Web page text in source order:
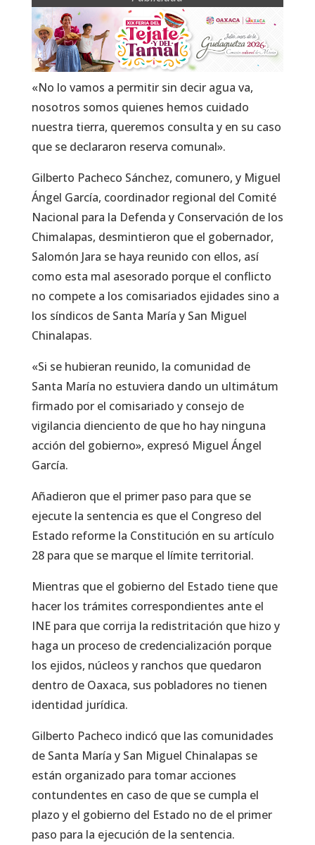
«No lo vamos a permitir sin decir agua va,
nosotros somos quienes hemos cuidado
nuestra tierra, queremos consulta y en su caso
que se declararon reserva comunal».
Gilberto Pacheco Sánchez, comunero, y Miguel
Ángel García, coordinador regional del Comité
Nacional para la Defenda y Conservación de los
Chimalapas, desmintieron que el gobernador,
Salomón Jara se haya reunido con ellos, así
como esta mal asesorado porque el conflicto
no compete a los comisariados ejidades sino a
los síndicos de Santa María y San Miguel
Chinalapas.
«Si se hubieran reunido, la comunidad de
Santa María no estuviera dando un ultimátum
firmado por el comisariado y consejo de
vigilancia dienciento de que ho hay ninguna
acción del gobierno», expresó Miguel Ángel
García.
Añadieron que el primer paso para que se
ejecute la sentencia es que el Congreso del
Estado reforme la Constitución en su artículo
28 para que se marque el límite territorial.
Mientras que el gobierno del Estado tiene que
hacer los trámites correspondientes ante el
INE para que corrija la redistritación que hizo y
haga un proceso de credencialización porque
los ejidos, núcleos y ranchos que quedaron
dentro de Oaxaca, sus pobladores no tienen
identidad jurídica.
Gilberto Pacheco indicó que las comunidades
de Santa María y San Miguel Chinalapas se
están organizado para tomar acciones
contundentes en caso de que se cumpla el
plazo y el gobierno del Estado no de el primer
paso para la ejecución de la sentencia.